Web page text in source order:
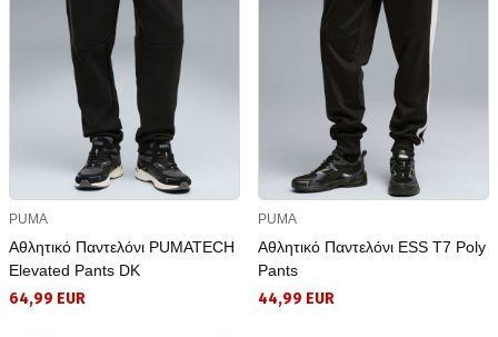
PUMA
Αθλητικό Παντελόνι PUMATECH
Elevated Pants DK
64,99 EUR
PUMA
Αθλητικό Παντελόνι ESS T7 Poly
Pants
44,99 EUR